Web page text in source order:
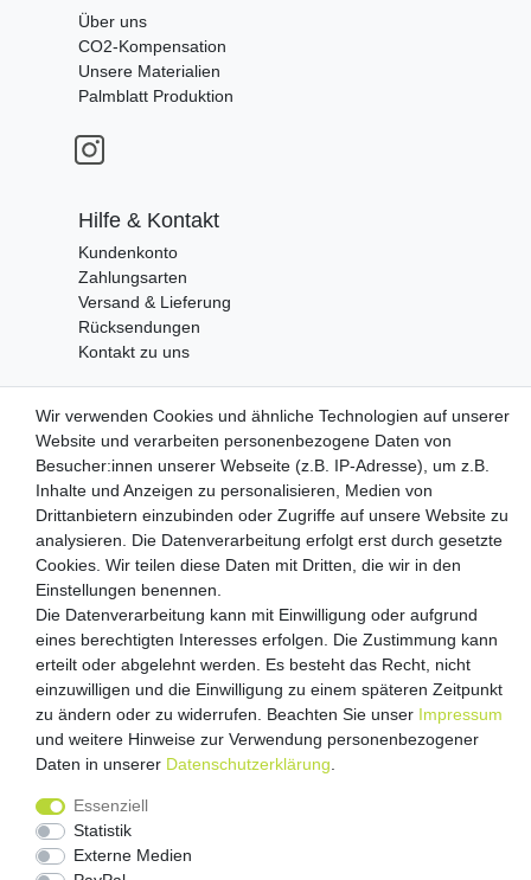
Über uns
CO2-Kompensation
Unsere Materialien
Palmblatt Produktion
Hilfe & Kontakt
Kundenkonto
Zahlungsarten
Versand & Lieferung
Rücksendungen
Kontakt zu uns
Zahlungsanbieter
Versandpartner
Daten­schutz­erklärung
Wir verwenden Cookies und ähnliche Technologien auf unserer
Website und verarbeiten personenbezogene Daten von
Besucher:innen unserer Webseite (z.B. IP-Adresse), um z.B.
Inhalte und Anzeigen zu personalisieren, Medien von
Drittanbietern einzubinden oder Zugriffe auf unsere Website zu
analysieren. Die Datenverarbeitung erfolgt erst durch gesetzte
Cookies. Wir teilen diese Daten mit Dritten, die wir in den
Einstellungen benennen.
Die Datenverarbeitung kann mit Einwilligung oder aufgrund
eines berechtigten Interesses erfolgen. Die Zustimmung kann
erteilt oder abgelehnt werden. Es besteht das Recht, nicht
einzuwilligen und die Einwilligung zu einem späteren Zeitpunkt
zu ändern oder zu widerrufen. Beachten Sie unser Impressum
und weitere Hinweise zur Verwendung personenbezogener
Daten in unserer Daten­schutz­erklärung
Essenziell
Statistik
Externe Medien